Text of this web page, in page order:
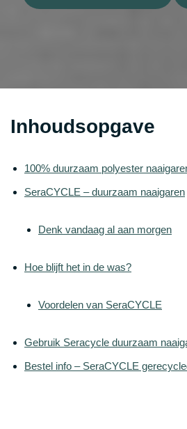
Inhoudsopgave
100% duurzaam polyester
SeraCYCLE – duurzaam naaigaren
Denk vandaag al aan morgen
Hoe blijft het in de was?
Voordelen van SeraCYCLE
Gebruik Seracycle duurzaam
Bestel info – SeraCYCLE